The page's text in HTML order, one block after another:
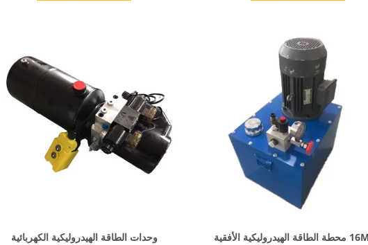
وحدات الطاقة الهيدروليكية الكهربائية
16MPa محطة الطاقة الهيدروليكية الأفقية